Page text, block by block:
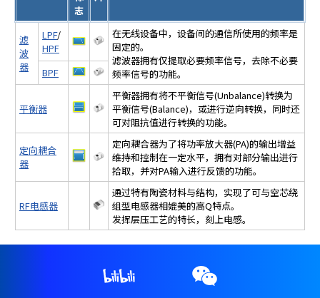
志
滤
波
器
LPF/
HPF
在无线设备中，设备间的通信所使用的频率是
固定的。
滤波器拥有仅提取必要频率信号，去除不必要
频率信号的功能。
BPF
平衡器
平衡器拥有将不平衡信号(Unbalance)转换为
平衡信号(Balance)，或进行逆向转换，同时还
可对阻抗值进行转换的功能。
定向耦合
器
定向耦合器为了将功率放大器(PA)的输出增益
维持和控制在一定水平，拥有对部分输出进行
拾取，并对PA输入进行反馈的功能。
RF电感器
通过特有陶瓷材料与结构，实现了可与空芯绕
组型电感器相媲美的高Q特点。
发挥层压工艺的特长，刻上电感。